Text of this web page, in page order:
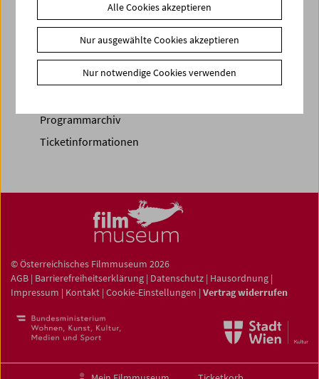
Spielplan
Vorschau Sept / Okt 2026
Programmarchiv
Ticketinformationen
© Österreichisches Filmmuseum 2026
AGB | Barrierefreiheitserklärung | Datenschutz | Hausordnung |
Impressum | Kontakt | Cookie-Einstellungen | Vertrag widerrufen
Alle Cookies akzeptieren
Nur ausgewählte Cookies akzeptieren
Nur notwendige Cookies verwenden